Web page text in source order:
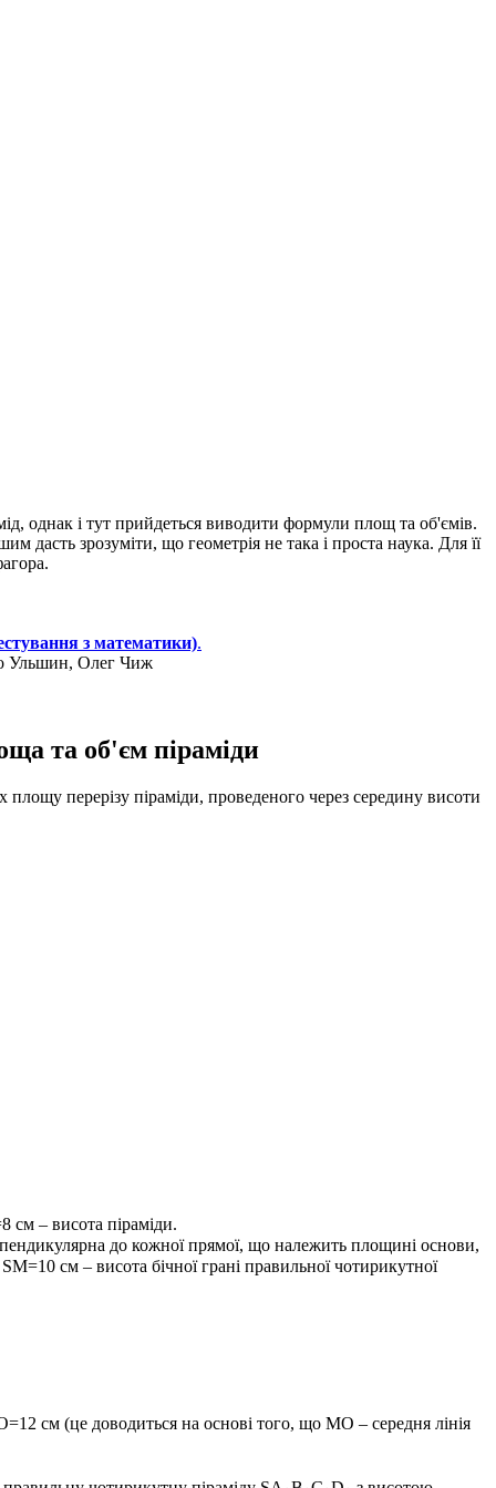
однак і тут прийдеться виводити формули площ та об'ємів.
дасть зрозуміти, що геометрія не така і проста наука. Для її
з математики).
Ульшин, Олег Чиж
та об'єм піраміди
перерізу піраміди, проведеного через середину висоти
см – висота піраміди.
до кожної прямої, що належить площині основи,
SM=10 см – висота бічної грані правильної чотирикутної
см (це доводиться на основі того, що MO – середня лінія